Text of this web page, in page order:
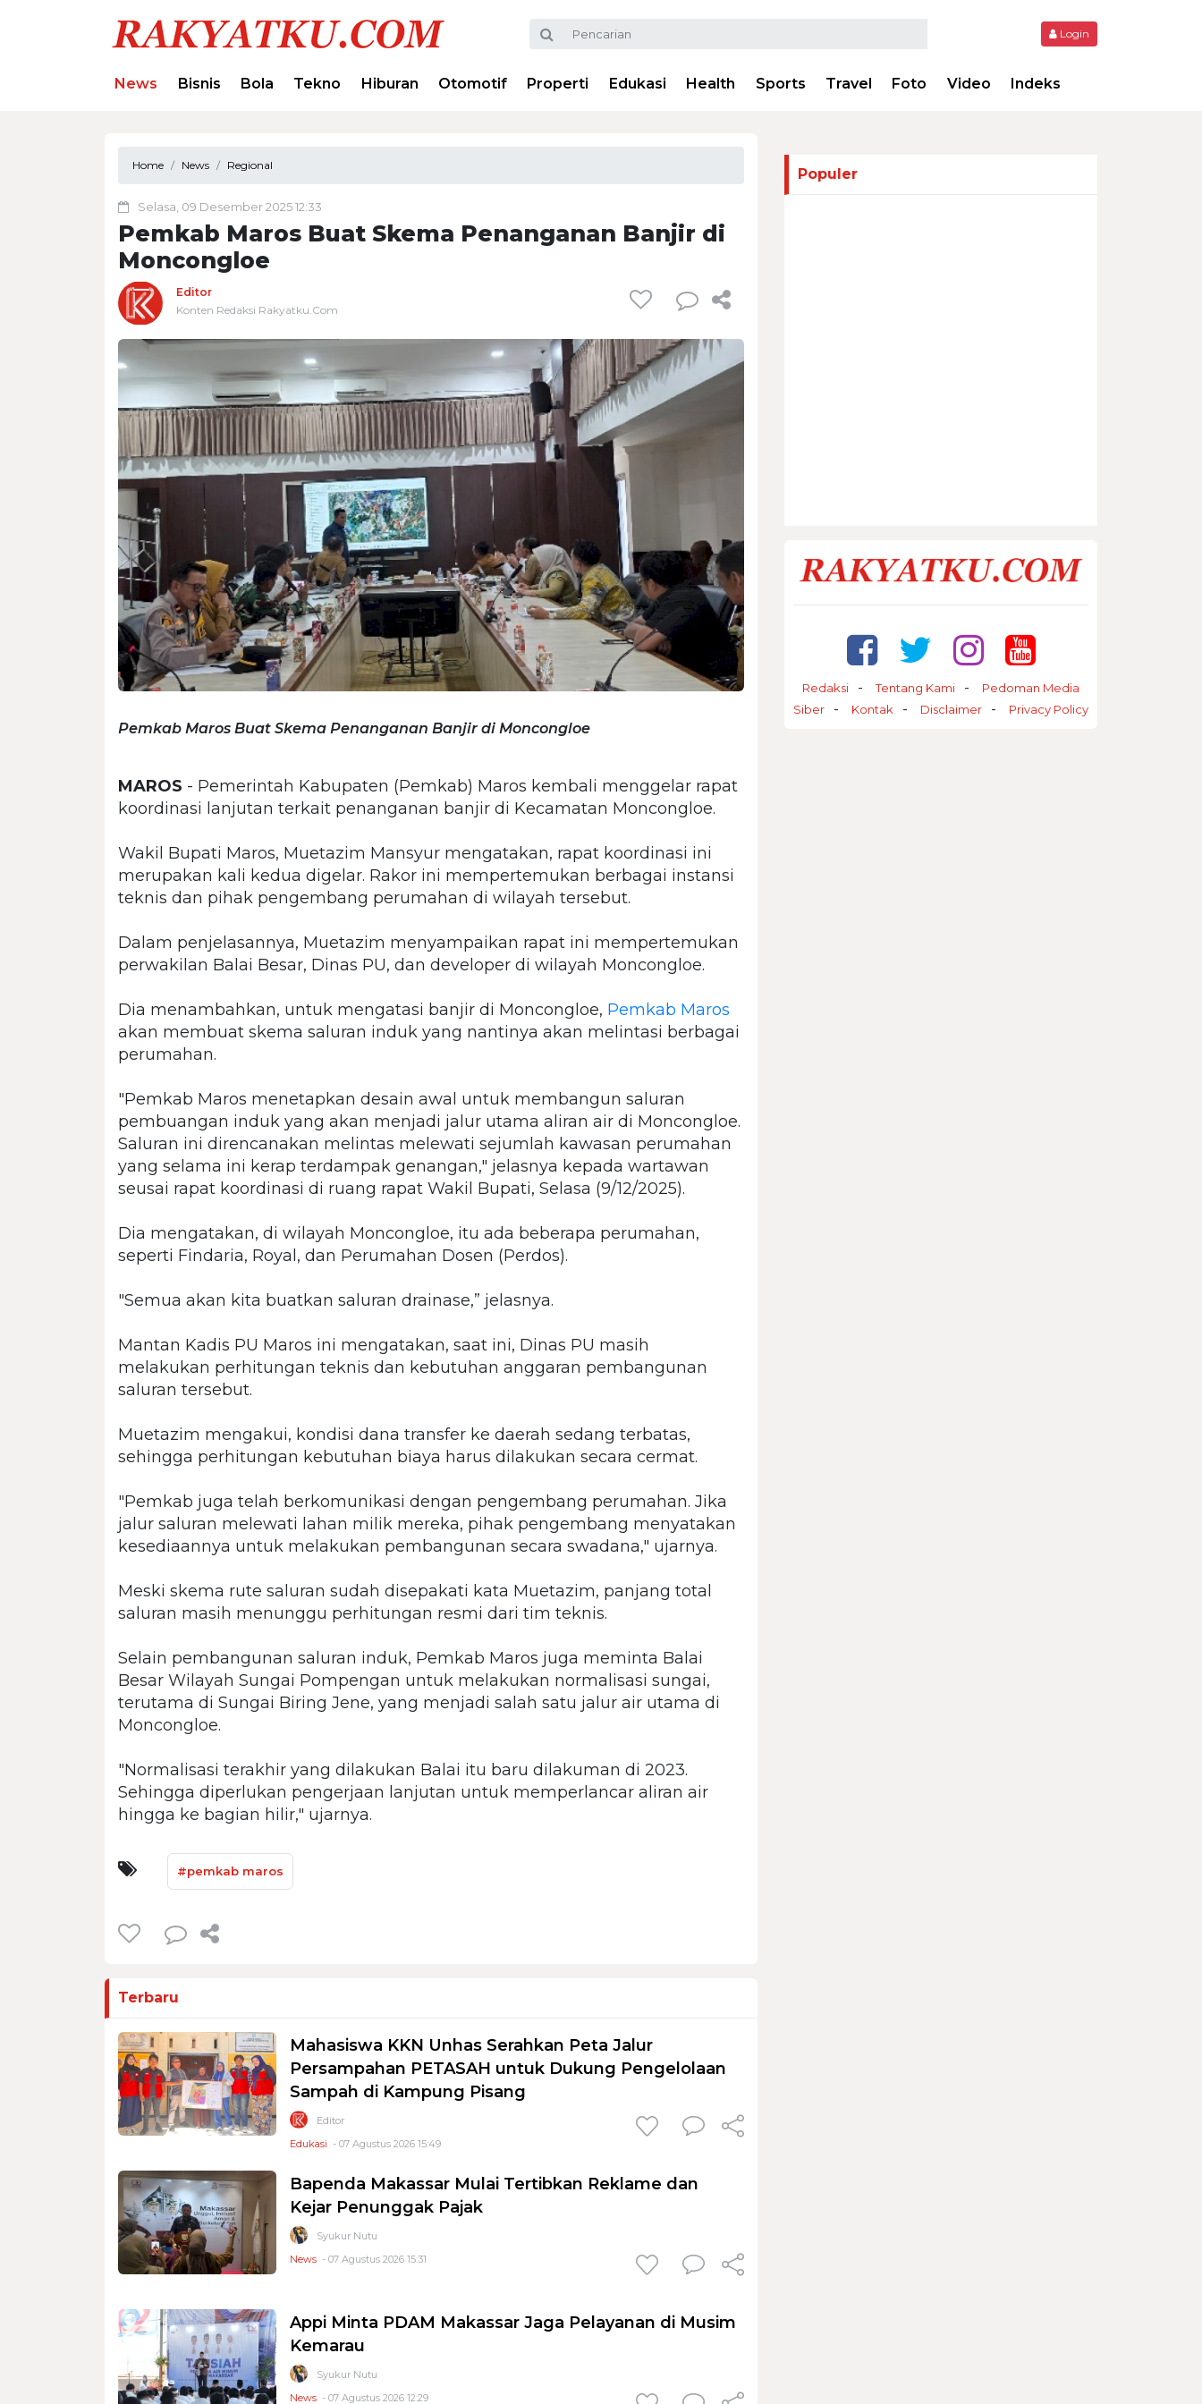
Login
News Bisnis Bola Tekno Hiburan Otomotif Properti Edukasi Health Sports Travel Foto Video Indeks
Home News Regional
Selasa, 09 Desember 2025 12:33
Pemkab Maros Buat Skema Penanganan Banjir di
Moncongloe
Editor
Konten Redaksi Rakyatku.Com
Pemkab Maros Buat Skema Penanganan Banjir di Moncongloe
MAROS - Pemerintah Kabupaten (Pemkab) Maros kembali menggelar rapat
koordinasi lanjutan terkait penanganan banjir di Kecamatan Moncongloe.
Wakil Bupati Maros, Muetazim Mansyur mengatakan, rapat koordinasi ini
merupakan kali kedua digelar. Rakor ini mempertemukan berbagai instansi
teknis dan pihak pengembang perumahan di wilayah tersebut.
Dalam penjelasannya, Muetazim menyampaikan rapat ini mempertemukan
perwakilan Balai Besar, Dinas PU, dan developer di wilayah Moncongloe.
Dia menambahkan, untuk mengatasi banjir di Moncongloe, Pemkab Maros
akan membuat skema saluran induk yang nantinya akan melintasi berbagai
perumahan.
"Pemkab Maros menetapkan desain awal untuk membangun saluran
pembuangan induk yang akan menjadi jalur utama aliran air di Moncongloe.
Saluran ini direncanakan melintas melewati sejumlah kawasan perumahan
yang selama ini kerap terdampak genangan," jelasnya kepada wartawan
seusai rapat koordinasi di ruang rapat Wakil Bupati, Selasa (9/12/2025).
Dia mengatakan, di wilayah Moncongloe, itu ada beberapa perumahan,
seperti Findaria, Royal, dan Perumahan Dosen (Perdos).
"Semua akan kita buatkan saluran drainase,” jelasnya.
Mantan Kadis PU Maros ini mengatakan, saat ini, Dinas PU masih
melakukan perhitungan teknis dan kebutuhan anggaran pembangunan
saluran tersebut.
Muetazim mengakui, kondisi dana transfer ke daerah sedang terbatas,
sehingga perhitungan kebutuhan biaya harus dilakukan secara cermat.
"Pemkab juga telah berkomunikasi dengan pengembang perumahan. Jika
jalur saluran melewati lahan milik mereka, pihak pengembang menyatakan
kesediaannya untuk melakukan pembangunan secara swadana," ujarnya.
Meski skema rute saluran sudah disepakati kata Muetazim, panjang total
saluran masih menunggu perhitungan resmi dari tim teknis.
Selain pembangunan saluran induk, Pemkab Maros juga meminta Balai
Besar Wilayah Sungai Pompengan untuk melakukan normalisasi sungai,
terutama di Sungai Biring Jene, yang menjadi salah satu jalur air utama di
Moncongloe.
"Normalisasi terakhir yang dilakukan Balai itu baru dilakuman di 2023.
Sehingga diperlukan pengerjaan lanjutan untuk memperlancar aliran air
hingga ke bagian hilir," ujarnya.
#pemkab maros
Terbaru
Mahasiswa KKN Unhas Serahkan Peta Jalur
Persampahan PETASAH untuk Dukung Pengelolaan
Sampah di Kampung Pisang
Editor
Edukasi - 07 Agustus 2026 15:49
Bapenda Makassar Mulai Tertibkan Reklame dan
Kejar Penunggak Pajak
Syukur Nutu
News - 07 Agustus 2026 15:31
Appi Minta PDAM Makassar Jaga Pelayanan di Musim
Kemarau
Syukur Nutu
News - 07 Agustus 2026 12:29
Populer
Redaksi Tentang Kami
Pedoman Media
Siber
Kontak Disclaimer Privacy Policy